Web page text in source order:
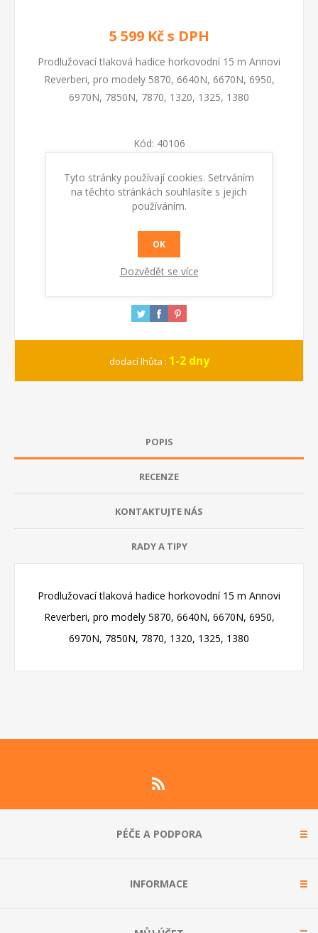
5 599 Kč s DPH
Prodlužovací tlaková hadice horkovodní 15 m Annovi
Reverberi, pro modely 5870, 6640N, 6670N, 6950,
6970N, 7850N, 7870, 1320, 1325, 1380
Kód: 40106
Dostupnost: Skladem
dodací lhůta : 1-2 dny
POPIS
RECENZE
KONTAKTUJTE NÁS
RADY A TIPY
Prodlužovací tlaková hadice horkovodní 15 m Annovi
Reverberi, pro modely 5870, 6640N, 6670N, 6950,
6970N, 7850N, 7870, 1320, 1325, 1380
PÉČE A PODPORA
INFORMACE
Tyto stránky používají cookies. Setrváním
na těchto stránkách souhlasíte s jejich
používáním.
OK
Dozvědět se více